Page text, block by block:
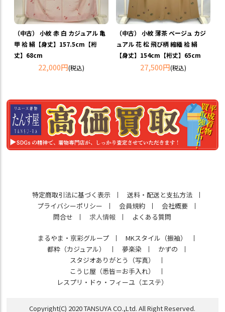
（中古） 小紋 赤 白 カジュアル 亀
甲 袷 絹【身丈】157.5cm【裄
丈】68cm
22,000円(税込)
（中古） 小紋 薄茶 ベージュ カジ
ュアル 花 松 飛び柄 縮緬 袷 絹
【身丈】154cm【裄丈】65cm
27,500円(税込)
特定商取引法に基づく表示
送料・配送と支払方法
プライバシーポリシー
会員規約
会社概要
問合せ
求人情報 よくある質問
まるやま・京彩グループ
MKスタイル（振袖）
都粋（カジュアル）
夢楽染
かずの
スタジオありがとう（写真）
こうじ屋（悉皆＝お手入れ）
レスプリ・ドゥ・フィーユ（エステ）
Copyright(C) 2020 TANSUYA CO.,Ltd. All Right Reserved.